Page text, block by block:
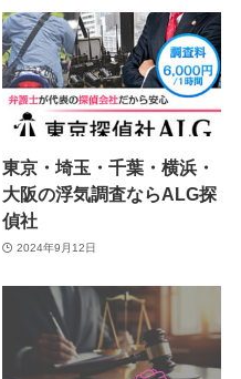
東京・埼玉・千葉・横浜・
大阪の浮気調査ならALG探
偵社
2024年9月12日